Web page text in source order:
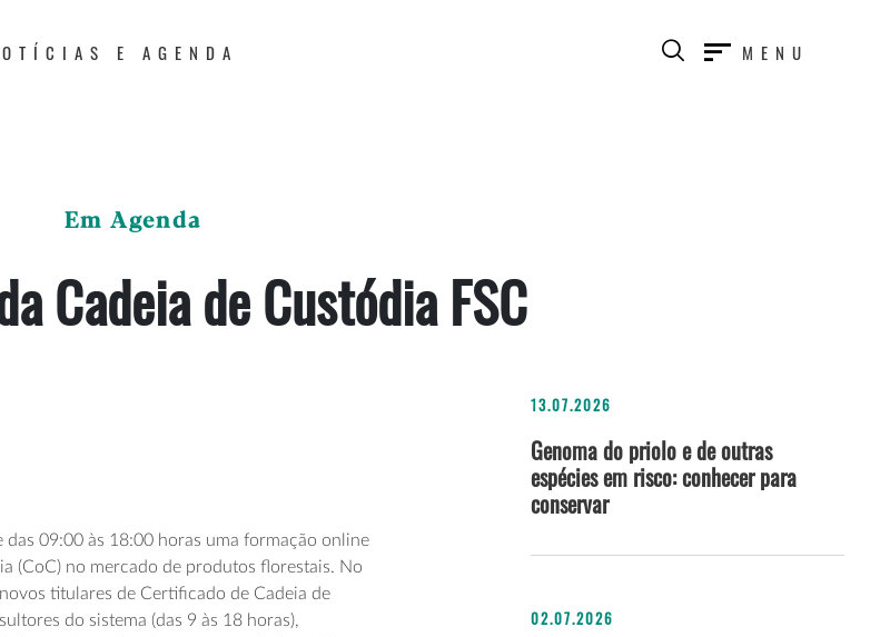
E AGENDA MENU
Em Agenda
Cadeia de Custódia FSC
das 09:00 às 18:00 horas uma formação online
(CoC) no mercado de produtos florestais. No
titulares de Certificado de Cadeia de
do sistema (das 9 às 18 horas),
13.07.2026
Genoma do priolo e de outras
espécies em risco: conhecer para
conservar
02.07.2026